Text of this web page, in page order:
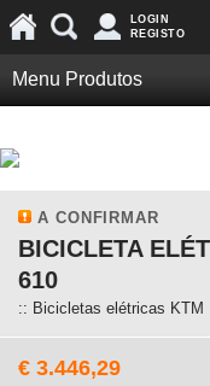
LOGIN
REGISTO
Menu Produtos
A CONFIRMAR
BICICLETA
610
:: Bicicletas elétricas KTM
€ 3.446,29